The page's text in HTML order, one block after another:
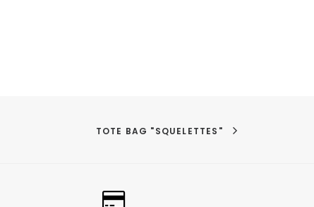
TOTE BAG "SQUELETTES"